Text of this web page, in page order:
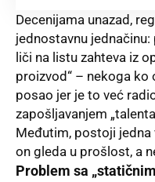
Decenijama unazad,
jednostavnu
liči na listu zahteva iz
proizvod“ – nekoga ko
posao jer je to već
zapošljavanjem
Međutim, postoji jedna
on gleda u prošlost, a
Problem sa